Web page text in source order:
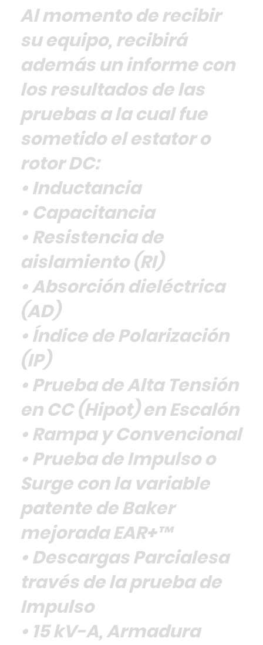
Al momento de recibir
su equipo, recibirá
además un informe con
los resultados de las
pruebas a la cual fue
sometido el estator o
rotor DC:
• Inductancia
• Capacitancia
• Resistencia de
aislamiento (RI)
• Absorción dieléctrica
(AD)
• Índice de Polarización
(IP)
• Prueba de Alta Tensión
en CC (Hipot) en Escalón
• Rampa y Convencional
• Prueba de Impulso o
Surge con la variable
patente de Baker
mejorada EAR+™
• Descargas Parcialesa
través de la prueba de
Impulso
• 15 kV-A, Armadura